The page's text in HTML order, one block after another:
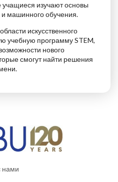
изучают основы
и машинного обучения.
искусственного
учебную программу STEM,
нового
смогут найти решения
нами